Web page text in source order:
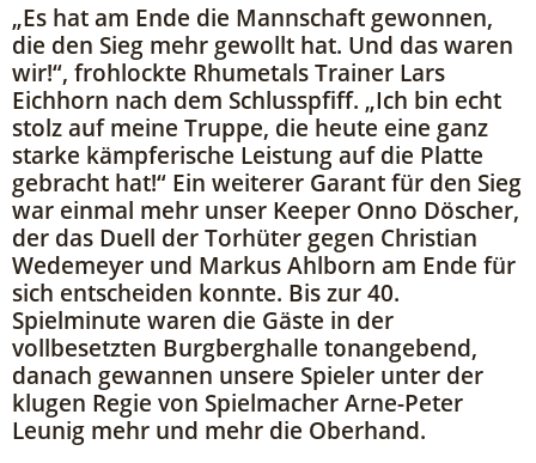
„Es hat am Ende die Mannschaft gewonnen,
die den Sieg mehr gewollt hat. Und das waren
wir!“, frohlockte Rhumetals Trainer Lars
Eichhorn nach dem Schlusspfiff. „Ich bin echt
stolz auf meine Truppe, die heute eine ganz
starke kämpferische Leistung auf die Platte
gebracht hat!“ Ein weiterer Garant für den Sieg
war einmal mehr unser Keeper Onno Döscher,
der das Duell der Torhüter gegen Christian
Wedemeyer und Markus Ahlborn am Ende für
sich entscheiden konnte. Bis zur 40.
Spielminute waren die Gäste in der
vollbesetzten Burgberghalle tonangebend,
danach gewannen unsere Spieler unter der
klugen Regie von Spielmacher Arne-Peter
Leunig mehr und mehr die Oberhand.